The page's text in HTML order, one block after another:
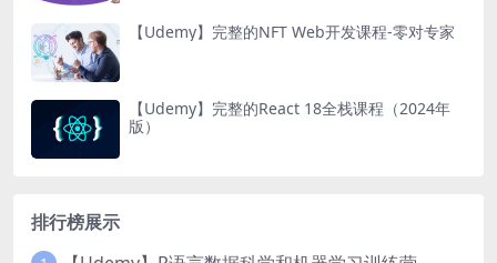
【Udemy】完整的NFT Web开发课程-零对专家
【Udemy】完整的React 18全栈课程（2024年
版）
排行榜展示